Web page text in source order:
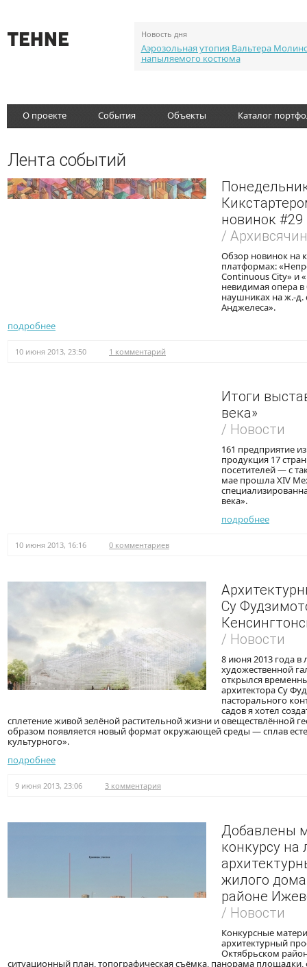
Новость дня
Аэрозольная утопия Вальтера
напыляемого костюма
О проекте События Объекты Каталог
Лента событий
новинок #29
/
Обзор новинок на
платформах:
Continuous City» и
невидимая опера
наушниках на ж.-д.
Анджелеса».
подробнее
10 июня 2013, 23:50 1 комментарий
Итоги
века»
/ Новости
161 предприятие
продукция 17
посетителей — с
мае прошла XIV
века».
подробнее
10 июня 2013, 16:16 0 комментариев
Су
/ Новости
8 июня 2013 года в
художественной
открылся
архитектора Су
пасторального
садов я хотел
сплетение живой зелёной растительной жизни и овеществлённой
образом появляется новый формат окружающей среды — сплав
культурного».
подробнее
9 июня 2013, 23:06 3 комментария
Добавлены
конкурсу на
жилого
районе
/ Новости
Конкурсные
архитектурный
Октябрьском
ситуационный план, топографическая съёмка, панорама